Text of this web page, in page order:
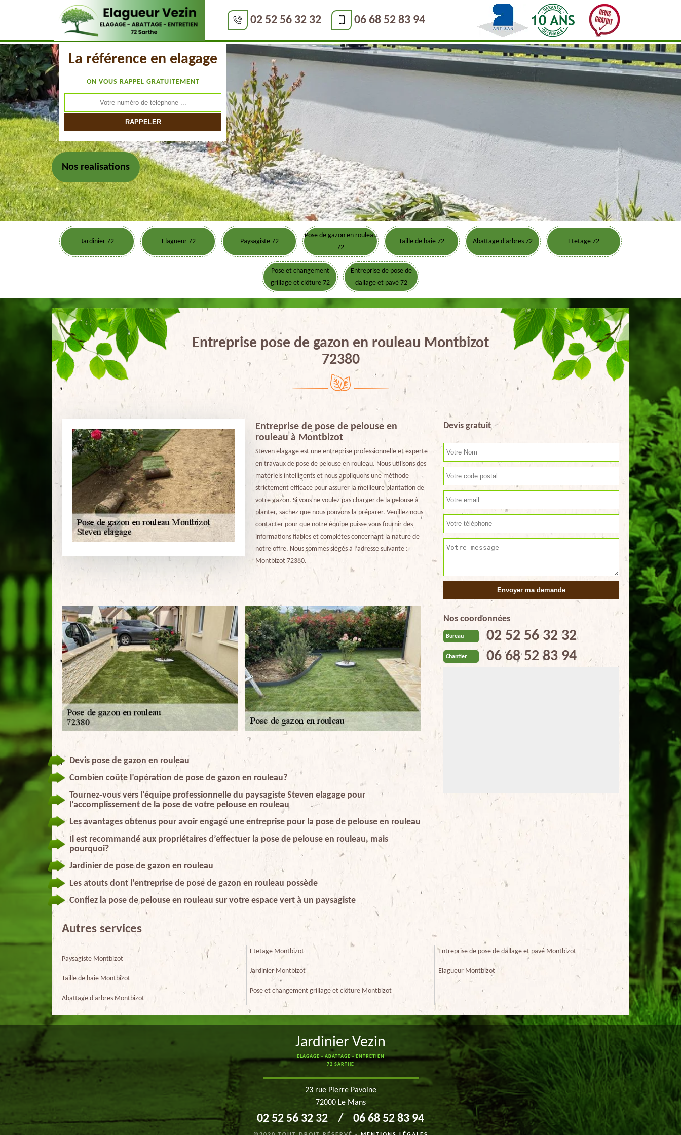
02 52 56 32 32 06 68 52 83 94
La référence en elagage
ON VOUS RAPPEL GRATUITEMENT
Nos realisations
Jardinier 72 Elagueur 72 Paysagiste 72
Pose de gazon en rouleau
72
Taille de haie 72 Abattage d'arbres 72 Etetage 72
Pose et changement
grillage et clôture 72
Entreprise de pose de
dallage et pavé 72
Entreprise pose de gazon en rouleau Montbizot
72380
Entreprise de pose de pelouse en
rouleau à Montbizot
Steven elagage est une entreprise professionnelle et experte
en travaux de pose de pelouse en rouleau. Nous utilisons des
matériels intelligents et nous appliquons une méthode
strictement efficace pour assurer la meilleure plantation de
votre gazon. Si vous ne voulez pas charger de la pelouse à
planter, sachez que nous pouvons la préparer. Veuillez nous
contacter pour que notre équipe puisse vous fournir des
informations fiables et complètes concernant la nature de
notre offre. Nous sommes siégés à l’adresse suivante :
Montbizot 72380.
Devis pose de gazon en rouleau
Combien coûte l’opération de pose de gazon en rouleau?
Tournez-vous vers l’équipe professionnelle du paysagiste Steven elagage pour
l’accomplissement de la pose de votre pelouse en rouleau
Les avantages obtenus pour avoir engagé une entreprise pour la pose de pelouse en rouleau
Il est recommandé aux propriétaires d’effectuer la pose de pelouse en rouleau, mais
pourquoi?
Jardinier de pose de gazon en rouleau
Les atouts dont l’entreprise de pose de gazon en rouleau possède
Confiez la pose de pelouse en rouleau sur votre espace vert à un paysagiste
Devis gratuit
Nos coordonnées
Bureau 02 52 56 32 32
Chantier 06 68 52 83 94
Autres services
Paysagiste Montbizot
Taille de haie Montbizot
Abattage d'arbres Montbizot
Etetage Montbizot
Jardinier Montbizot
Pose et changement grillage et clôture Montbizot
Entreprise de pose de dallage et pavé Montbizot
Elagueur Montbizot
Jardinier Vezin
ELAGAGE - ABATTAGE - ENTRETIEN
72 SARTHE
23 rue Pierre Pavoine
72000 Le Mans
02 52 56 32 32 / 06 68 52 83 94